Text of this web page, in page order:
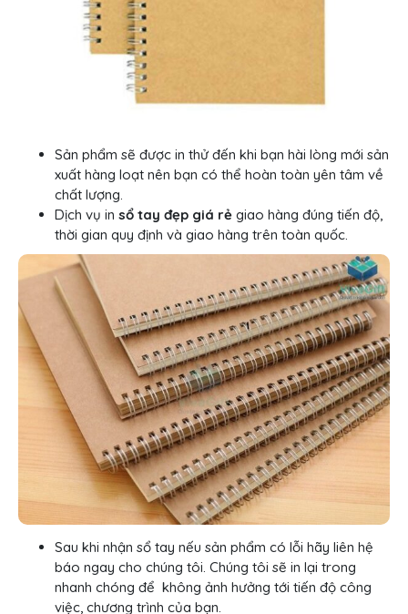
Sản phẩm sẽ được in thử đến khi bạn hài lòng mới sản
xuất hàng loạt nên bạn có thể hoàn toàn yên tâm về
chất lượng.
Dịch vụ in sổ tay đẹp giá rẻ giao hàng đúng tiến độ,
thời gian quy định và giao hàng trên toàn quốc.
Sau khi nhận sổ tay nếu sản phẩm có lỗi hãy liên hệ
báo ngay cho chúng tôi. Chúng tôi sẽ in lại trong
nhanh chóng để không ảnh hưởng tới tiến độ công
việc, chương trình của bạn.